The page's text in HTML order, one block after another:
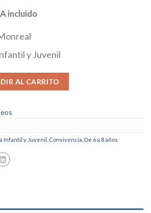
incluido
y Juvenil
AL CARRITO
Infantil y Juvenil Convivencia De 6 a 8 años